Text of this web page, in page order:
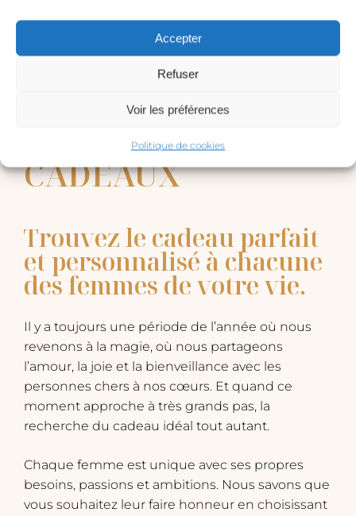
Accepter
Refuser
Voir les préférences
Politique de cookies
LE GUIDE
CADEAUX
Trouvez le cadeau parfait
et personnalisé à chacune
des femmes de votre vie.
​Il y a toujours une période de l’année où nous
revenons à la magie, où nous partageons
l’amour, la joie et la bienveillance avec les
personnes chers à nos cœurs. Et quand ce
moment approche à très grands pas, la
recherche du cadeau idéal tout autant.
Chaque femme est unique avec ses propres
besoins, passions et ambitions. Nous savons que
vous souhaitez leur faire honneur en choisissant